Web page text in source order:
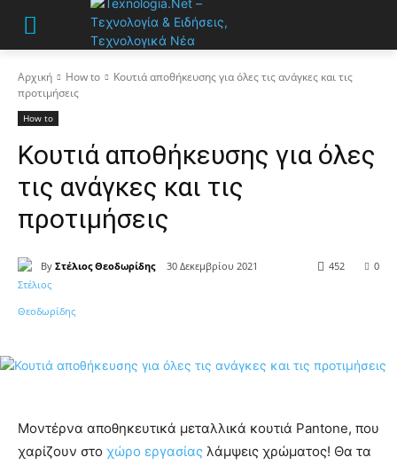
Αρχική How to
Κουτιά αποθήκευσης για όλες τις ανάγκες και τις
προτιμήσεις
How to
Κουτιά αποθήκευσης για όλες
τις ανάγκες και τις
προτιμήσεις
By Στέλιος Θεοδωρίδης 30 Δεκεμβρίου 2021 0
452
Μοντέρνα αποθηκευτικά μεταλλικά κουτιά Pantone, που
χαρίζουν στο χώρο εργασίας λάμψεις χρώματος! Θα τα